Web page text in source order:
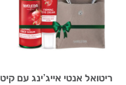
ריטואל אנטי אייג’ינג עם קיט